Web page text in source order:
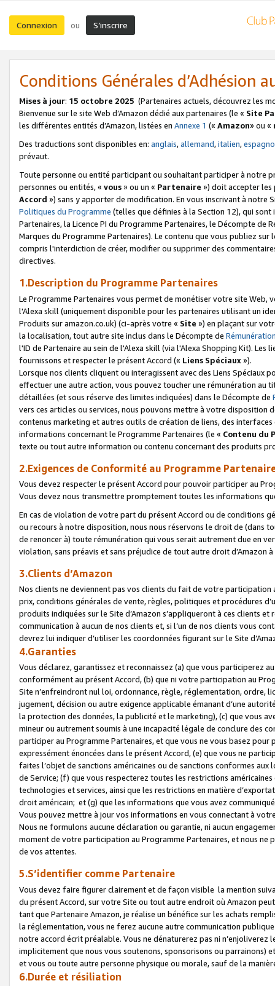
Connexion ou S’inscrire
Conditions Générales d’Adhésion
Mises à jour: 15 octobre 2025 (Partenaires actuels, découvrez les
Bienvenue sur le site Web d’Amazon dédié aux partenaires (le « Site
les différentes entités d’Amazon, listées en Annexe 1 (« Amazon» ou «
Des traductions sont disponibles en: anglais,allemand,italien,
prévaut.
Toute personne ou entité participant ou souhaitant participer à notre
personnes ou entités, « vous» ou un « Partenaire ») doit accepter les
Accord ») sans y apporter de modification. En vous inscrivant à notre
Politiques du Programme (telles que définies à la Section 12), qui
Partenaires, la Licence PI du Programme Partenaires, le Décompte de
Marques du Programme Partenaires). Le contenu que vous publiez
compris l'interdiction de créer, modifier ou supprimer des
directives.
1.Description du Programme Partenaires
Le Programme Partenaires vous permet de monétiser votre site Web,
l'Alexa skill (uniquement disponible pour les partenaires utilisant un
Produits sur amazon.co.uk) (ci-après votre « Site ») en plaçant sur
la localisation, tout autre site inclus dans le Décompte de
l'ID de Partenaire au sein de l'Alexa skill (via l'Alexa Shopping Kit).
fournissons et respecter le présent Accord (« Liens Spéciaux»).
Lorsque nos clients cliquent ou interagissent avec des Liens Spéciaux
effectuer une autre action, vous pouvez toucher une rémunération
détaillées (et sous réserve des limites indiquées) dans le Décompte de
vers ces articles ou services, nous pouvons mettre à votre disposition
contenus marketing et autres outils de création de liens, des
informations concernant le Programme Partenaires (le « Contenu du
texte ou tout autre information ou contenu concernant des produits
2.Exigences de Conformité au Programme
Vous devez respecter le présent Accord pour pouvoir participer au
Vous devez nous transmettre promptement toutes les informations
En cas de violation de votre part du présent Accord ou de conditions
ou recours à notre disposition, nous nous réservons le droit de (dans
de renoncer à) toute rémunération qui vous serait autrement due en
violation, sans préavis et sans préjudice de tout autre droit
3.Clients d’Amazon
Nos clients ne deviennent pas vos clients du fait de votre
prix, conditions générales de vente, règles, politiques et procédures
produits indiquées sur le Site d’Amazon s’appliqueront à ces clients
communication à aucun de nos clients et, si l’un de nos clients vous
devrez lui indiquer d’utiliser les coordonnées figurant sur le Site
4.Garanties
Vous déclarez, garantissez et reconnaissez (a) que vous participerez
conformément au présent Accord, (b) que ni votre participation au
Site n’enfreindront nul loi, ordonnance, règle, réglementation, ordre,
jugement, décision ou autre exigence applicable émanant d’une
la protection des données, la publicité et le marketing), (c) que vous
mineur ou autrement soumis à une incapacité légale de conclure des
participer au Programme Partenaires, et que vous ne vous basez
expressément énoncées dans le présent Accord, (e) que vous ne
faites l’objet de sanctions américaines ou de sanctions conformes
de Service; (f) que vous respecterez toutes les restrictions
technologies et services, ainsi que les restrictions en matière
droit américain; et (g) que les informations que vous avez
Vous pouvez mettre à jour vos informations en vous connectant à
Nous ne formulons aucune déclaration ou garantie, ni aucun
moment de votre participation au Programme Partenaires, et nous
de vos attentes.
5.S’identifier comme Partenaire
Vous devez faire figurer clairement et de façon visible la mention
du présent Accord, sur votre Site ou tout autre endroit où Amazon
tant que Partenaire Amazon, je réalise un bénéfice sur les achats
la réglementation, vous ne ferez aucune autre communication
notre accord écrit préalable. Vous ne dénaturerez pas ni
implicitement que nous vous soutenons, sponsorisons ou parrainons)
et vous ou toute autre personne physique ou morale, sauf de la
6.Durée et résiliation